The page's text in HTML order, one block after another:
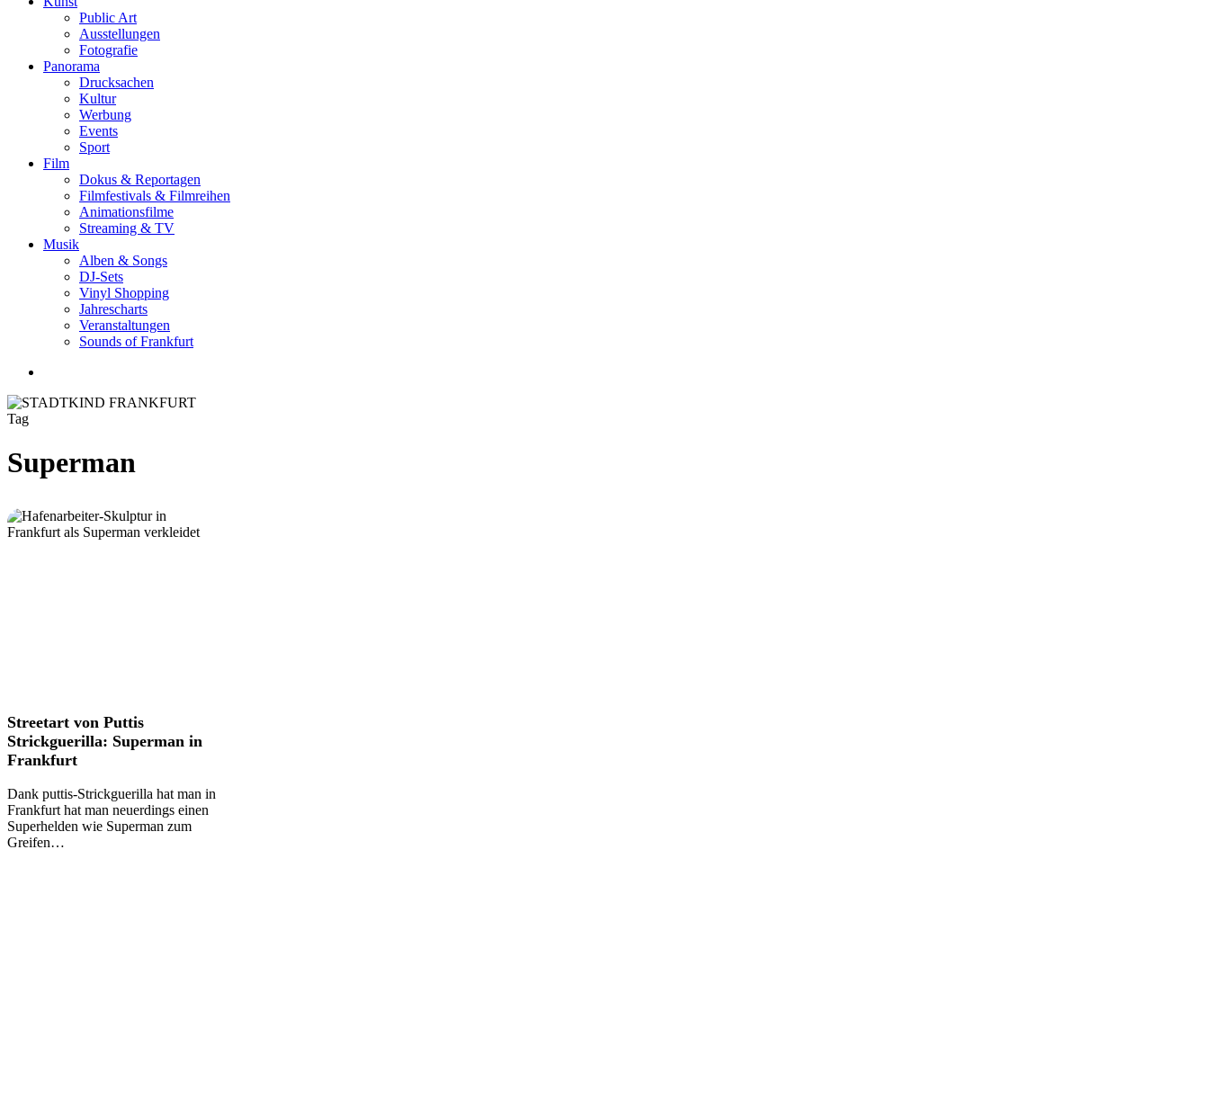
Public Art
Ausstellungen
Fotografie
Panorama
Drucksachen
Kultur
Werbung
Events
Sport
Film
Dokus & Reportagen
Filmfestivals & Filmreihen
Animationsfilme
Streaming & TV
Musik
Alben & Songs
DJ-Sets
Vinyl Shopping
Jahrescharts
Veranstaltungen
Sounds of Frankfurt
Tag
Superman
Streetart
von
Puttis
Strickguerilla:
in
Frankfurt
Streetart von Puttis
Strickguerilla: Superman in
Frankfurt
Dank puttis-Strickguerilla hat man in
Frankfurt hat man neuerdings einen
Superhelden wie Superman zum
Greifen…